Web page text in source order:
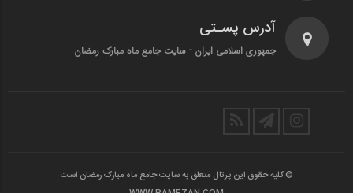
آدرس پسـتی
جمهوری اسلامی ایران - سایت جامع ماه مبارک رمضان
© کلیه حقوق این پرتال متعلق به سایت جامع ماه مبارک رمضان است